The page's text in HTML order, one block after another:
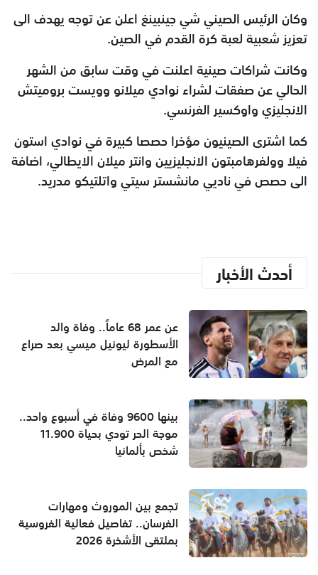
وكان الرئيس الصيني شي جينبينغ اعلن عن توجه يهدف الى
تعزيز شعبية لعبة كرة القدم في الصين.
وكانت شراكات صينية اعلنت في وقت سابق من الشهر
الحالي عن صفقات لشراء نوادي ميلانو وويست بروميتش
الانجليزي واوكسير الفرنسي.
كما اشترى الصينيون مؤخرا حصصا كبيرة في نوادي استون
فيلا وولفرهامبتون الانجليزيين وانتر ميلان الايطالي، اضافة
الى حصص في ناديي مانشستر سيتي واتلتيكو مدريد.
أحدث الأخبار
عن عمر 68 عاماً.. وفاة والد
الأسطورة ليونيل ميسي بعد صراع
مع المرض
بينها 9600 وفاة في أسبوع واحد..
موجة الحر تودي بحياة 11.900
شخص بألمانيا
تجمع بين الموروث ومهارات
الفرسان.. تفاصيل فعالية الفروسية
بملتقى الأشخرة 2026